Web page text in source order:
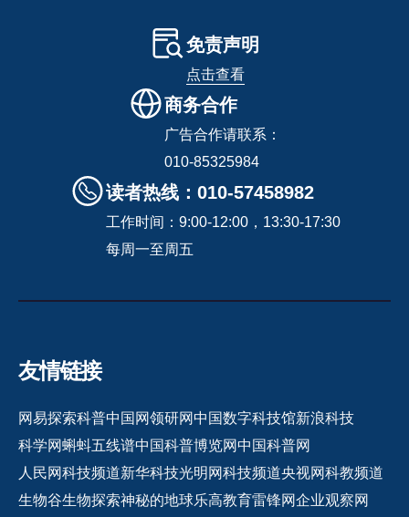
免责声明
点击查看
商务合作
广告合作请联系：
010-85325984
读者热线：010-57458982
工作时间：9:00-12:00，13:30-17:30
每周一至周五
友情链接
网易探索科普中国网领研网中国数字科技馆新浪科技
科学网蝌蚪五线谱中国科普博览网中国科普网
人民网科技频道新华科技光明网科技频道央视网科教频道
生物谷生物探索神秘的地球乐高教育雷锋网企业观察网